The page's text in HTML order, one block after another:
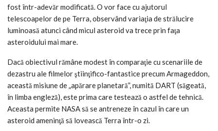
fost într-adevăr modificată. O vor face cu ajutorul
telescoapelor de pe Terra, observând variaţia de strălucire
luminoasă atunci când micul asteroid va trece prin faţa
asteroidului mai mare.
Dacă obiectivul rămâne modest în comparaţie cu scenariile de
dezastru ale filmelor ştiinţifico-fantastice precum Armageddon,
această misiune de „apărare planetară”, numită DART (săgeată,
în limba engleză), este prima care testează o astfel de tehnică.
Aceasta permite NASA să se antreneze în cazul în care un
asteroid ameninţă să lovească Terra într-o zi.